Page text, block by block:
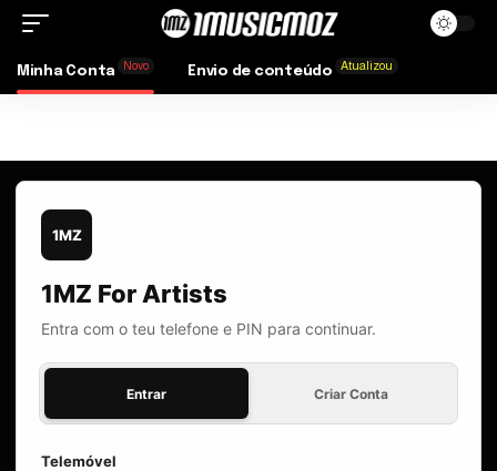
Minha Conta Novo Envio de conteúdo Atualizou
1MZ
1MZ For Artists
Entra com o teu telefone e PIN para continuar.
Entrar Criar Conta
Telemóvel